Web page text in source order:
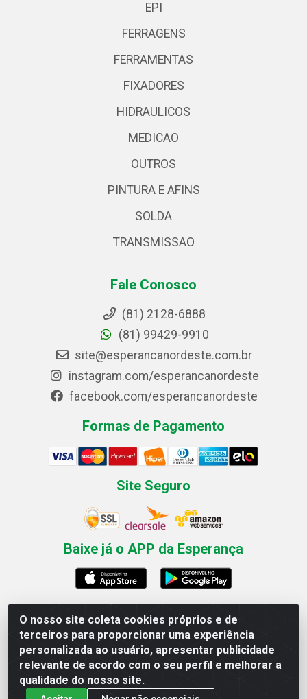
O nosso site coleta cookies próprios e de
terceiros para proporcionar uma experiência
personalizada ao usuário, apresentar publicidade
relevante de acordo com o seu perfil e melhorar a
qualidade do nosso site.
EPI
FERRAGENS
FERRAMENTAS
FIXADORES
HIDRAULICOS
MEDICAO
OUTROS
PINTURA E AFINS
SOLDA
TRANSMISSAO
Fale Conosco
(81) 2128-6888
(81) 99429-9910
site@esperancanordeste.com.br
instagram.com/esperancanordeste
facebook.com/esperancanordeste
Formas de Pagamento
Site Seguro
Baixe já o APP da Esperança
Esperança Nordeste - Rua Professor Caldas Filho, 291 -
Estância - Recife / PE CEP: 50771-335 - CNPJ
03.666.136/0001-23